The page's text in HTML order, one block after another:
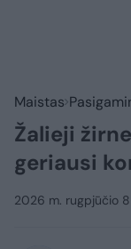
Maistas
Žalieji
geriausi
2026 m. rugpjūčio 8